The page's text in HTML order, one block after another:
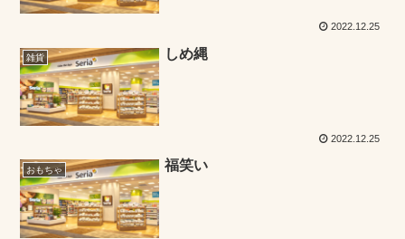
2022.12.25
雑貨 しめ縄
2022.12.25
おもちゃ 福笑い